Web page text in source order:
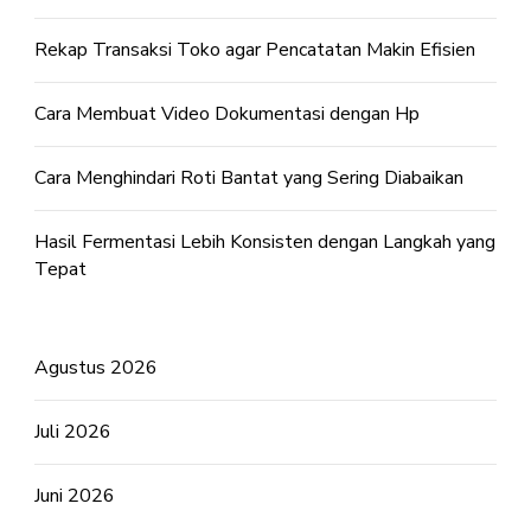
Rekap Transaksi Toko agar Pencatatan Makin Efisien
Cara Membuat Video Dokumentasi dengan Hp
Cara Menghindari Roti Bantat yang Sering Diabaikan
Hasil Fermentasi Lebih Konsisten dengan Langkah yang
Tepat
Agustus 2026
Juli 2026
Juni 2026